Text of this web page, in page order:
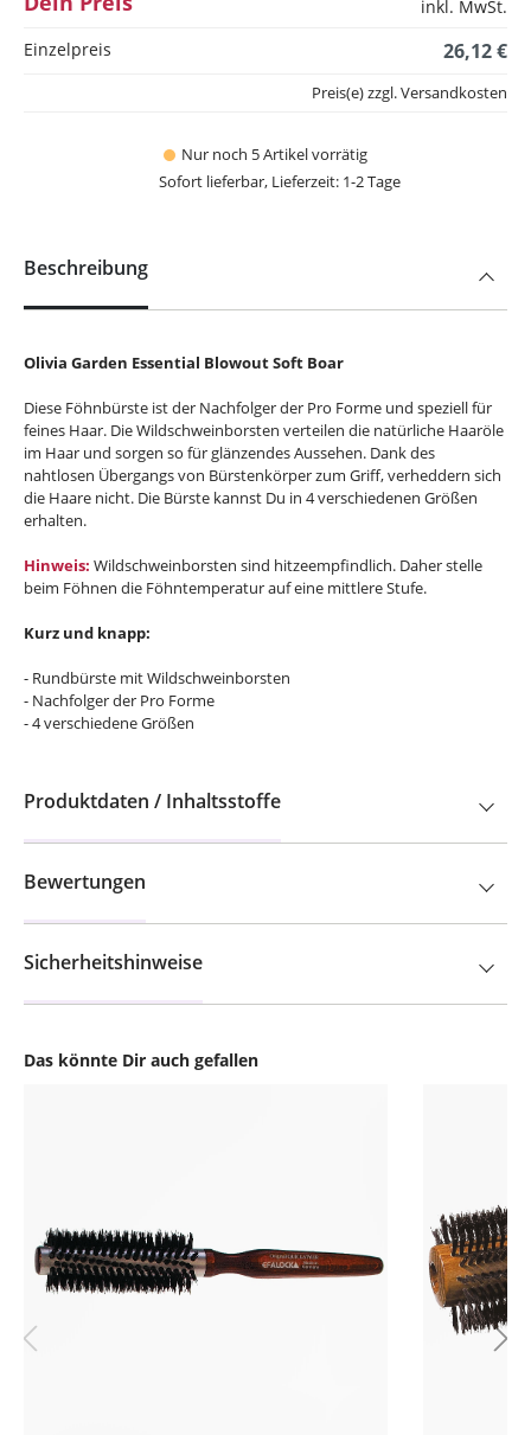
inkl. MwSt.
Einzelpreis
26,12 €
Nur noch 5 Artikel vorrätig
Sofort lieferbar, Lieferzeit: 1-2 Tage
Preis(e) zzgl. Versandkosten
Das könnte Dir auch gefallen
Beschreibung
Olivia Garden Essential Blowout Soft Boar
Diese Föhnbürste ist der Nachfolger der Pro Forme und speziell für
feines Haar. Die Wildschweinborsten verteilen die natürliche Haaröle
im Haar und sorgen so für glänzendes Aussehen. Dank des
nahtlosen Übergangs von Bürstenkörper zum Griff, verheddern sich
die Haare nicht. Die Bürste kannst Du in 4 verschiedenen Größen
erhalten.
Hinweis: Wildschweinborsten sind hitzeempfindlich. Daher stelle
beim Föhnen die Föhntemperatur auf eine mittlere Stufe.
Kurz und knapp:
- Rundbürste mit Wildschweinborsten
- Nachfolger der Pro Forme
- 4 verschiedene Größen
Produktdaten / Inhaltsstoffe
Bewertungen
Sicherheitshinweise